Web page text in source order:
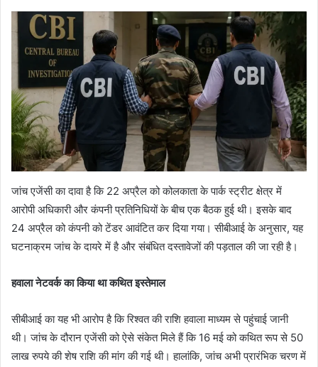
जांच एजेंसी का दावा है कि 22 अप्रैल को कोलकाता के पार्क स्ट्रीट क्षेत्र में
आरोपी अधिकारी और कंपनी प्रतिनिधियों के बीच एक बैठक हुई थी। इसके बाद
24 अप्रैल को कंपनी को टेंडर आवंटित कर दिया गया। सीबीआई के अनुसार, यह
घटनाक्रम जांच के दायरे में है और संबंधित दस्तावेजों की पड़ताल की जा रही है।
हवाला नेटवर्क का किया था कथित इस्तेमाल
सीबीआई का यह भी आरोप है कि रिश्वत की राशि हवाला माध्यम से पहुंचाई जानी
थी। जांच के दौरान एजेंसी को ऐसे संकेत मिले हैं कि 16 मई को कथित रूप से 50
लाख रुपये की शेष राशि की मांग की गई थी। हालांकि, जांच अभी प्रारंभिक चरण में